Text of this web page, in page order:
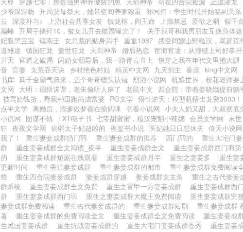
少爷深深吻 开局父母祭天，她带空间养家致富 祁同伟：学生时代开始签到关系
云 深度补习> 上流社会共享女友 镇龙棺，阎王命 上瘾禁忌 爱欲之潮 假千
巅峰 开局手搓歼10，被女儿开去航展曝光了！ 关于我哥和我男朋友互换身体
妃腹黑宝宝 镇南王 女总裁的贴身高手 重返1987 携空间嫁山野糙汉，暴富荒
道雄途 镇国狂龙 盖世狂龙 天剑神帝 婚后热恋 宦海官途：从撞破上司好事
升天 官道之破局 闪婚女领导后，我一路青云直上 快穿之我在年代文里抱大腿
音 官妻 太荒吞天诀 乡村绝色村姑 精英中文网 九天剑主 春漾 king中文网
书库 真千金霸气归来，五个哥哥磕头认错 烈酒小说网 机娘世界，校花老师要
文网 大明：诏狱讲课，老朱偷听人麻了 老鼠中文 四合院：带着娄晓娥提前躺
被骂赔钱货，看我种田跑商成富婆 PO文学 悟性逆天：模型机悟出龙警3000！
点半文学 离婚后，渣爹做梦都在偷妈咪 书看小说网 小夫人奶又甜，大叔彻底
小说网 图谋不轨 TXT电子书 七零甜蜜蜜，糙汉宠翻小辣媳 会员文学网 末
狂 夜夜文学网 病弱太子妃超凶的 夜鉴书小说 医妃她日日想休夫 倚天小说网
我了！
重生妻妾成群扔门羽 重生妻妾成群的推荐 西门羽的 重生大宅门
群
重生妻妾成群全文阅读_夜半 重生妻妾成群全文 重生妻妾成群西门羽
的
重生妻妾成群短剧在线观看 重生妻妾成群月半 重生之妻妾多 重生妻
更新时间
重生香江妻妾成群 重生妻妾成群的都市 重生妻妾成群免费阅读
些
重生四合院妻妾成群 妻妾成群穿越 妻妾成群女主角 重生之古代妻妾
群系统
重生妻妾成群全文免费 重生之富甲一方妻妾成群 重生妻妾成群西
群
重生妻妾成群西门羽 重生之妻妾成群大魔王免费阅读 重生妻妾成群完
妻妾成群免费阅读
重生古代妻妾成群的 重生妻妾成群短剧 重生妻妾成群
著
重生妻妾成群的免费阅读全文 重生妻妾成群全文免费阅读 重生妻妾成
生民国妻妾成群
重生抗战妻妾成群的 重生大宅门妻妾成群香秀 重生妻妾